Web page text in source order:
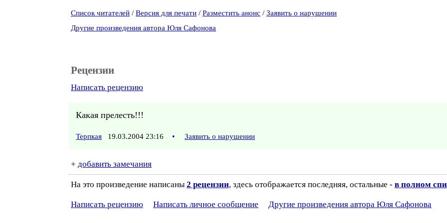
Список читателей / Версия для печати / Разместить анонс / Заявить о нарушении
Другие произведения автора Юля Сафонова
Рецензии
Написать рецензию
Какая прелесть!!!
Терпкая 19.03.2004 23:16 • Заявить о нарушении
+ добавить замечания
На это произведение написаны 2 рецензии, здесь отображается последняя, остальные - в полном
Написать рецензию Написать личное сообщение Другие произведения автора Юля Сафонова